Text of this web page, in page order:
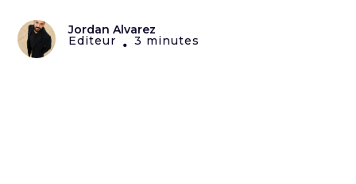
Jordan Alvarez
Editeur • 3 minutes